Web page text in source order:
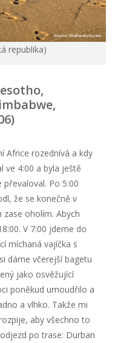
republika)
Africe rozednívá a kdy
ve 4:00 a byla ještě
Po 5:00
že se konečně v
oholím. Abych
V 7:00 jdeme do
míchaná vajíčka s
dáme včerejší bagetu
jako osvěžující
poněkud umoudřilo a
a vlhko. Takže mi
aby všechno to
po trase: Durban